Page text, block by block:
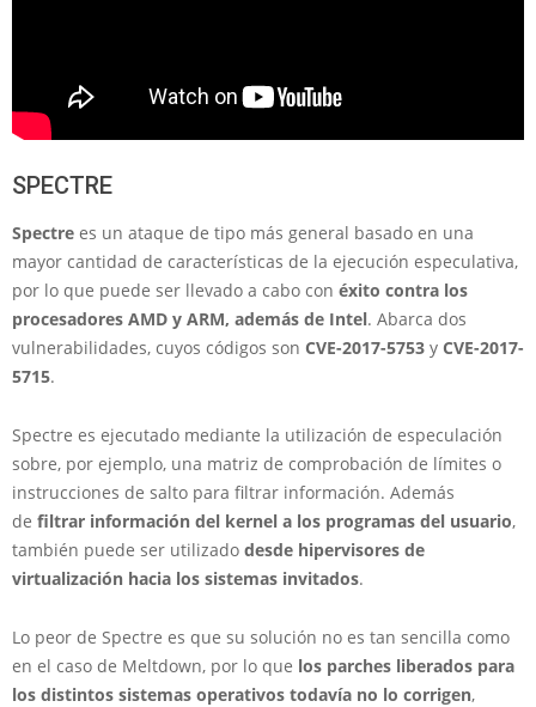
SPECTRE
Spectre es un ataque de tipo más general basado en una
mayor cantidad de características de la ejecución especulativa,
por lo que puede ser llevado a cabo con éxito contra los
procesadores AMD y ARM, además de Intel. Abarca dos
vulnerabilidades, cuyos códigos son CVE-2017-5753 y CVE-2017-
5715.
Spectre es ejecutado mediante la utilización de especulación
sobre, por ejemplo, una matriz de comprobación de límites o
instrucciones de salto para filtrar información. Además
de filtrar información del kernel a los programas del usuario,
también puede ser utilizado desde hipervisores de
virtualización hacia los sistemas invitados.
Lo peor de Spectre es que su solución no es tan sencilla como
en el caso de Meltdown, por lo que los parches liberados para
los distintos sistemas operativos todavía no lo corrigen,